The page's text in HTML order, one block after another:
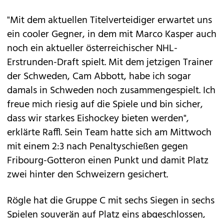
"Mit dem aktuellen Titelverteidiger erwartet uns
ein cooler Gegner, in dem mit Marco Kasper auch
noch ein aktueller österreichischer NHL-
Erstrunden-Draft spielt. Mit dem jetzigen Trainer
der Schweden, Cam Abbott, habe ich sogar
damals in Schweden noch zusammengespielt. Ich
freue mich riesig auf die Spiele und bin sicher,
dass wir starkes Eishockey bieten werden",
erklärte Raffl. Sein Team hatte sich am Mittwoch
mit einem 2:3 nach Penaltyschießen gegen
Fribourg-Gotteron einen Punkt und damit Platz
zwei hinter den Schweizern gesichert.
Rögle hat die Gruppe C mit sechs Siegen in sechs